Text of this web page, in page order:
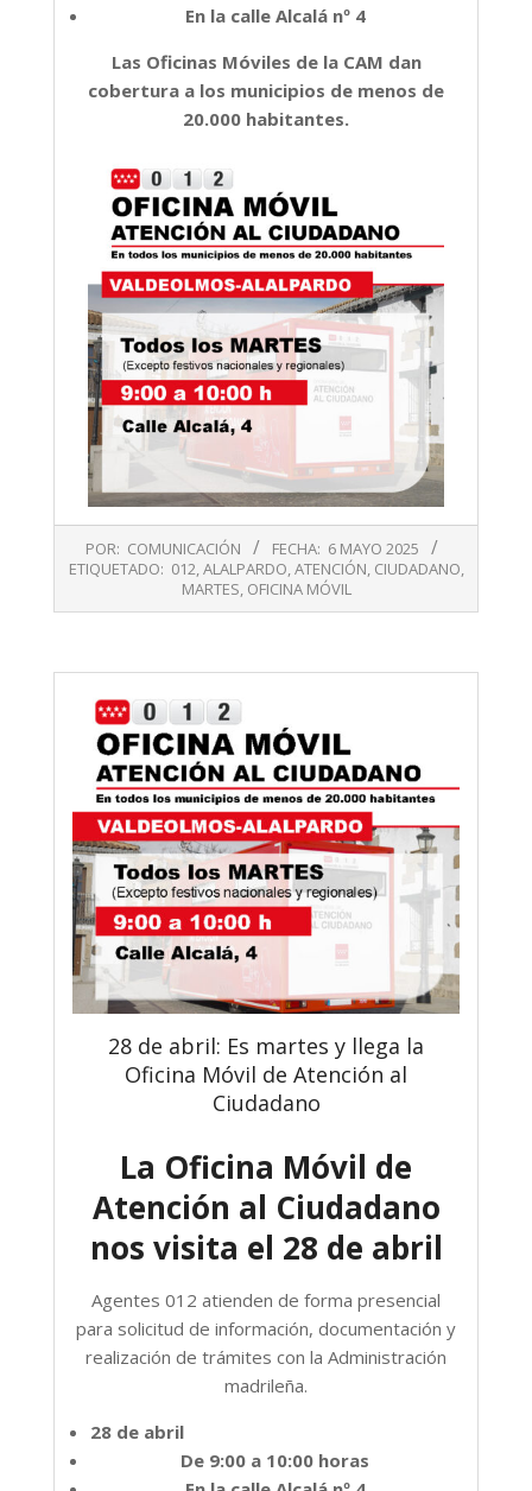
En la calle Alcalá nº 4
Las Oficinas Móviles de la CAM dan
cobertura a los municipios de menos de
20.000 habitantes.
05-
POR: COMUNICACIÓN FECHA: 6 MAYO 2025
ETIQUETADO: 012,ALALPARDO,ATENCIÓN, CIUDADANO,
MARTES, OFICINA MÓVIL
28 de abril: Es martes y llega la
Oficina Móvil de Atención al
Ciudadano
La Oficina Móvil de
Atención al Ciudadano
nos visita el 28 de abril
Agentes 012 atienden de forma presencial
para solicitud de información, documentación y
realización de trámites con la Administración
madrileña.
28 de abril
De 9:00 a 10:00 horas